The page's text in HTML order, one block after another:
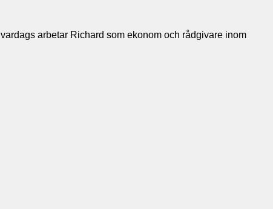
arbetar Richard som ekonom och rådgivare inom